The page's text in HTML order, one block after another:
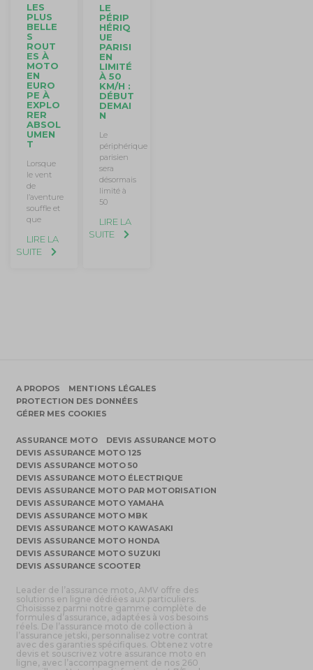
LES
PLUS
BELLE
S
ROUT
ES À
MOTO
EN
EURO
PE À
EXPLO
RER
ABSOL
UMEN
T
Lorsque
le vent
de
l’aventure
souffle et
que
LIRE LA
SUITE
LE
PÉRIP
HÉRIQ
UE
PARISI
EN
LIMITÉ
À 50
KM/H :
DÉBUT
DEMAI
N
Le
périphérique
parisien
sera
désormais
limité à
50
LIRE LA
SUITE
A PROPOS
MENTIONS LÉGALES
PROTECTION DES DONNÉES
GÉRER MES COOKIES
ASSURANCE MOTO
DEVIS ASSURANCE MOTO
DEVIS ASSURANCE MOTO 125
DEVIS ASSURANCE MOTO 50
DEVIS ASSURANCE MOTO ÉLECTRIQUE
DEVIS ASSURANCE MOTO PAR MOTORISATION
DEVIS ASSURANCE MOTO YAMAHA
DEVIS ASSURANCE MOTO MBK
DEVIS ASSURANCE MOTO KAWASAKI
DEVIS ASSURANCE MOTO HONDA
DEVIS ASSURANCE MOTO SUZUKI
DEVIS ASSURANCE SCOOTER
Leader de l’assurance moto, AMV offre des
solutions en ligne dédiées aux particuliers.
Choisissez parmi notre gamme complète de
formules d’assurance, adaptées à vos besoins
réels. De l’assurance moto de collection à
l’assurance jetski, personnalisez votre contrat
avec des garanties spécifiques. Obtenez votre
devis et souscrivez votre assurance moto en
ligne, avec l’accompagnement de nos 260